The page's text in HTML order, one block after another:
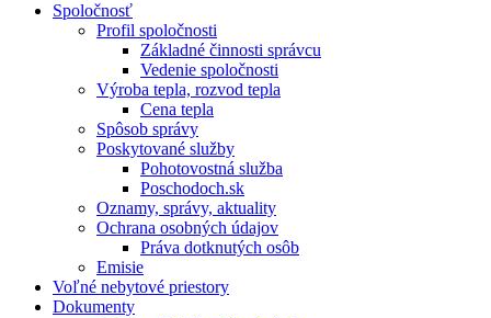
Spoločnosť
Profil spoločnosti
Základné činnosti správcu
Vedenie spoločnosti
Výroba tepla, rozvod tepla
Cena tepla
Spôsob správy
Poskytované služby
Pohotovostná služba
Poschodoch.sk
Oznamy, správy, aktuality
Ochrana osobných údajov
Práva dotknutých osôb
Emisie
Voľné nebytové priestory
Dokumenty